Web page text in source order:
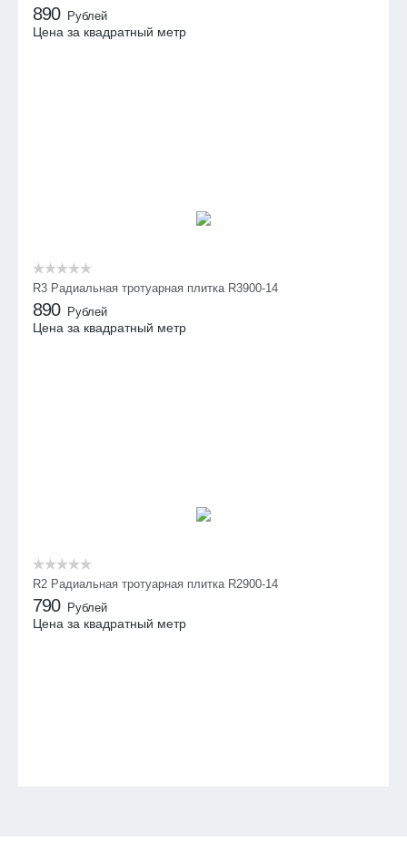
890 Рублей
Цена за квадратный метр
R3 Радиальная тротуарная плитка R3900-14
890 Рублей
Цена за квадратный метр
R2 Радиальная тротуарная плитка R2900-14
790 Рублей
Цена за квадратный метр